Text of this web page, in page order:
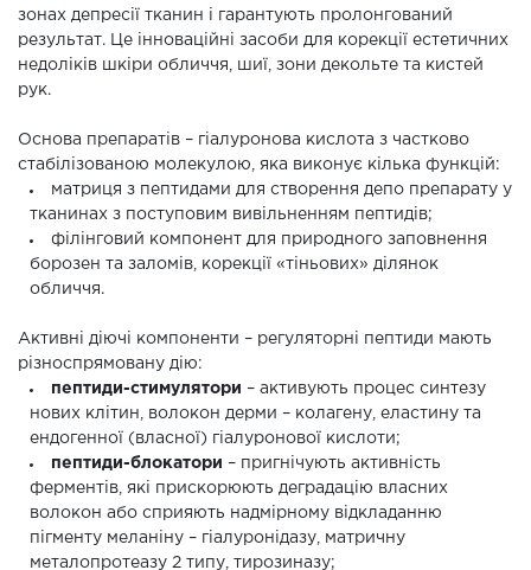
зонах депресії тканин і гарантують пролонгований
результат. Це інноваційні засоби для корекції естетичних
недоліків шкіри обличчя, шиї, зони декольте та кистей
рук.
Основа препаратів – гіалуронова кислота з частково
стабілізованою молекулою, яка виконує кілька функцій:
матриця з пептидами для створення депо препарату у
тканинах з поступовим вивільненням пептидів;
філінговий компонент для природного заповнення
борозен та заломів, корекції «тіньових» ділянок
обличчя.
Активні діючі компоненти – регуляторні пептиди мають
різноспрямовану дію:
пептиди-стимулятори – активують процес синтезу
нових клітин, волокон дерми – колагену, еластину та
ендогенної (власної) гіалуронової кислоти;
пептиди-блокатори
– пригнічують активність
ферментів, які прискорюють деградацію власних
волокон або сприяють надмірному відкладанню
пігменту меланіну – гіалуронідазу, матричну
металопротеазу 2 типу, тирозиназу;